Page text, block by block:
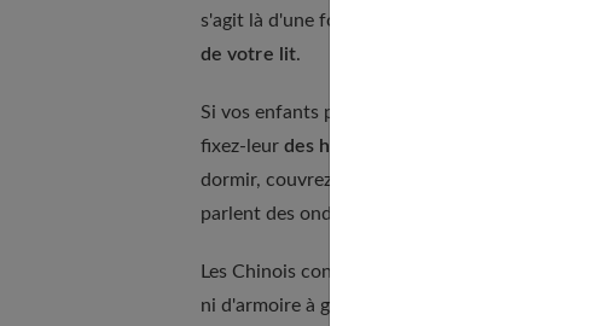
s'agit là d'une force très active, très yang.
de votre lit.
Si vos enfants prennent leurs quartiers dans
fixez-leur des horaires précis
dormir, couvrez le téléviseur d'un tissu réservé
parlent des ondes qu'émet la télévision même
Les Chinois considèrent que notre image
ni d'armoire à glace ou d'écran reflétant le lit.